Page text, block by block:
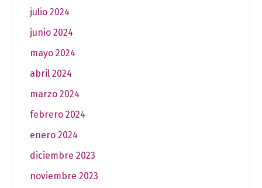
julio 2024
junio 2024
mayo 2024
abril 2024
marzo 2024
febrero 2024
enero 2024
diciembre 2023
noviembre 2023